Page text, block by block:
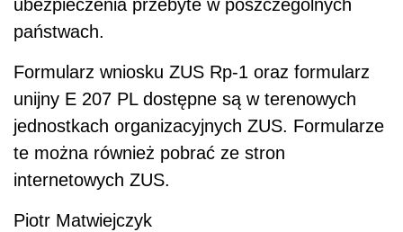
ubezpieczenia przebyte w poszczególnych
państwach.
Formularz wniosku ZUS Rp-1 oraz formularz
unijny E 207 PL dostępne są w terenowych
jednostkach organizacyjnych ZUS. Formularze
te można również pobrać ze stron
internetowych ZUS.
Piotr Matwiejczyk